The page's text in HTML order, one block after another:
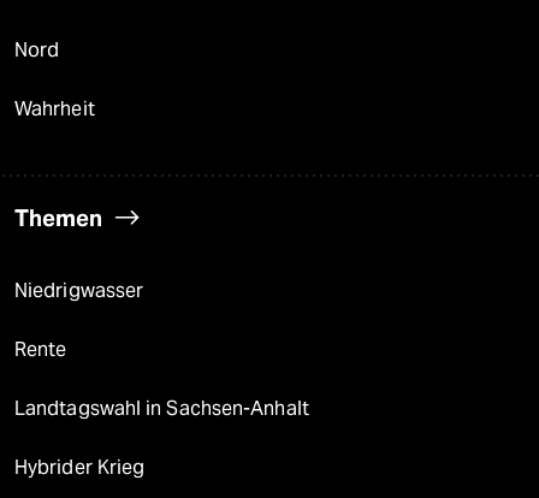
Nord
Wahrheit
Themen
Niedrigwasser
Rente
Landtagswahl in Sachsen-Anhalt
Hybrider Krieg